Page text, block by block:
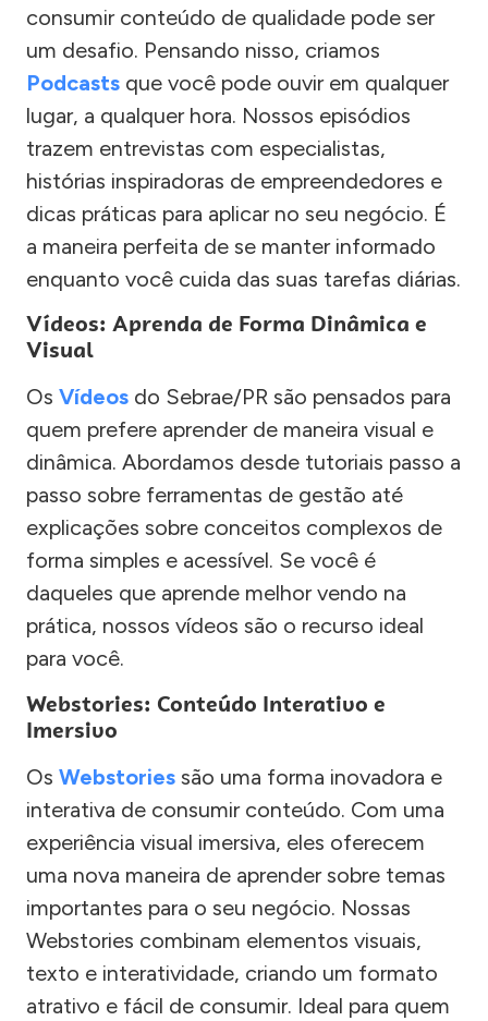
consumir conteúdo de qualidade pode ser
um desafio. Pensando nisso, criamos
Podcasts que você pode ouvir em qualquer
lugar, a qualquer hora. Nossos episódios
trazem entrevistas com especialistas,
histórias inspiradoras de empreendedores e
dicas práticas para aplicar no seu negócio. É
a maneira perfeita de se manter informado
enquanto você cuida das suas tarefas diárias.
Vídeos: Aprenda de Forma Dinâmica e
Visual
Os Vídeos do Sebrae/PR são pensados para
quem prefere aprender de maneira visual e
dinâmica. Abordamos desde tutoriais passo a
passo sobre ferramentas de gestão até
explicações sobre conceitos complexos de
forma simples e acessível. Se você é
daqueles que aprende melhor vendo na
prática, nossos vídeos são o recurso ideal
para você.
Webstories: Conteúdo Interativo e
Imersivo
Os Webstories são uma forma inovadora e
interativa de consumir conteúdo. Com uma
experiência visual imersiva, eles oferecem
uma nova maneira de aprender sobre temas
importantes para o seu negócio. Nossas
Webstories combinam elementos visuais,
texto e interatividade, criando um formato
atrativo e fácil de consumir. Ideal para quem